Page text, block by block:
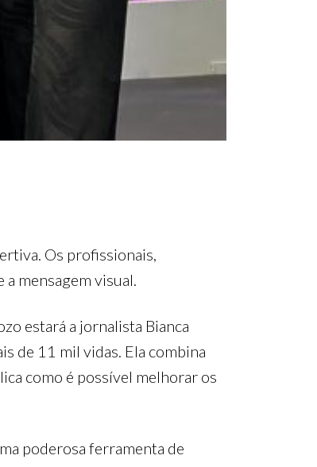
Os profissionais,
mensagem visual.
estará a jornalista Bianca
de 11 mil vidas. Ela combina
como é possível melhorar os
poderosa ferramenta de